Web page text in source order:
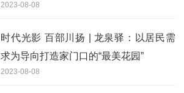
没问题
2023-08-08
时代光影 百部川扬 | 龙泉驿：以居民需
求为导向打造家门口的“最美花园”
2023-08-08